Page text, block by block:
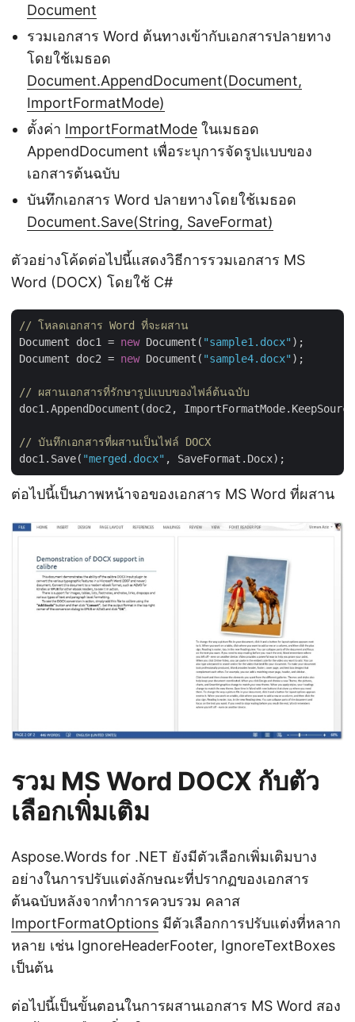
Document
รวมเอกสาร Word ต้นทางเข้ากับเอกสารปลายทาง
โดยใช้เมธอด
Document.AppendDocument(Document,
ImportFormatMode)
ตั้งค่า ImportFormatMode ในเมธอด
AppendDocument เพื่อระบุการจัดรูปแบบของ
เอกสารต้นฉบับ
บันทึกเอกสาร Word ปลายทางโดยใช้เมธอด
Document.Save(String, SaveFormat)
ตัวอย่างโค้ดต่อไปนี้แสดงวิธีการรวมเอกสาร MS
Word (DOCX) โดยใช้ C#
// โหลดเอกสาร Word ที่จะผสาน
Document doc1 = new Document( "sample1.docx" );
Document doc2 = new Document( "sample4.docx" );
// ผสานเอกสารที่รักษารูปแบบของไฟล์ต้นฉบับ
doc1.AppendDocument(doc2,
// บันทึกเอกสารที่ผสานเป็นไฟล์ DOCX
doc1.Save( "merged.docx"
ต่อไปนี้เป็นภาพหน้าจอของเอกสาร MS Word ที่ผสาน
รวม MS Word DOCX กับตัว
เลือกเพิ่มเติม
Aspose.Words for .NET ยังมีตัวเลือกเพิ่มเติมบาง
อย่างในการปรับแต่งลักษณะที่ปรากฏของเอกสาร
ต้นฉบับหลังจากทำการควบรวม คลาส
ImportFormatOptions มีตัวเลือกการปรับแต่งที่หลาก
หลาย เช่น IgnoreHeaderFooter, IgnoreTextBoxes
เป็นต้น
ต่อไปนี้เป็นขั้นตอนในการผสานเอกสาร MS Word สอง